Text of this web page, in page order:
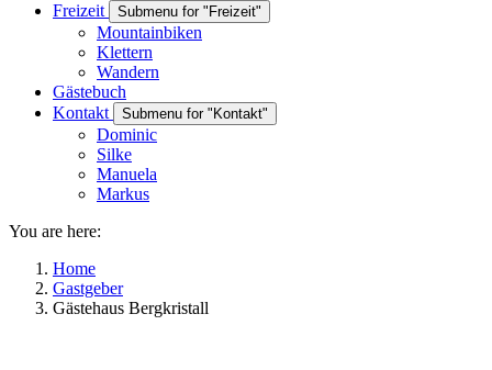
Freizeit
Submenu for "Freizeit"
Mountainbiken
Klettern
Wandern
Gästebuch
Kontakt
Submenu for "Kontakt"
Dominic
Silke
Manuela
Markus
You are here:
Home
Gastgeber
Gästehaus Bergkristall